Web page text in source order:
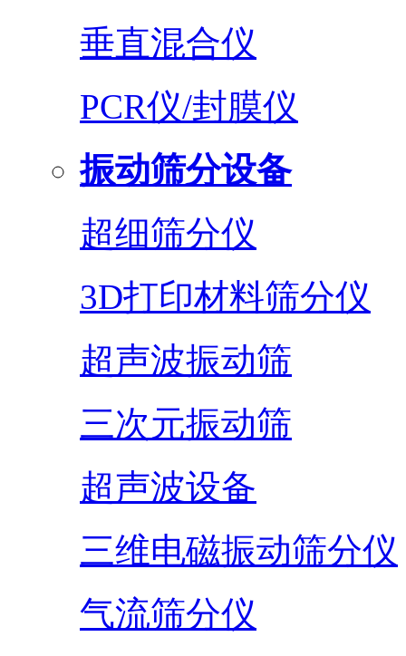
垂直混合仪
PCR仪/封膜仪
振动筛分设备
超细筛分仪
3D打印材料筛分仪
超声波振动筛
三次元振动筛
超声波设备
三维电磁振动筛分仪
气流筛分仪